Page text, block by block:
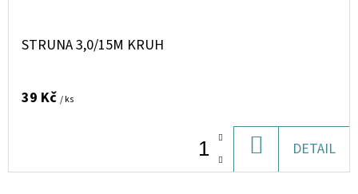
STRUNA 3,0/15M KRUH
39 Kč / ks
KOŠÍKU
DETAIL